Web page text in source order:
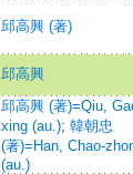
邱高興 (著)
邱高興
邱高興 (著)=Qiu,
xing (au.); 韓朝忠
(著)=Han, Chao-
(au.)